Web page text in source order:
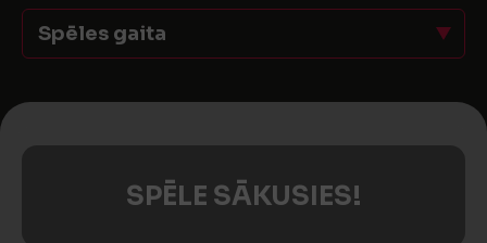
Spēles gaita
SPĒLE SĀKUSIES!